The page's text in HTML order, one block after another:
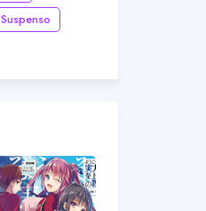
Suspenso